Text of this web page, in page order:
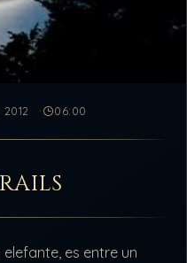
2012 06:00
es entre un